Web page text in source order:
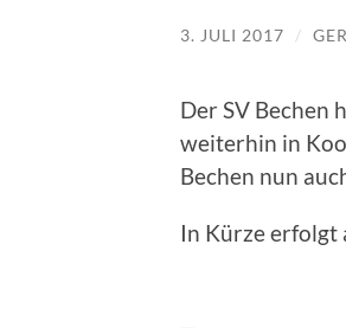
3. JULI 2017 /
Der SV Bechen
weiterhin in
Bechen nun
In Kürze erfolgt